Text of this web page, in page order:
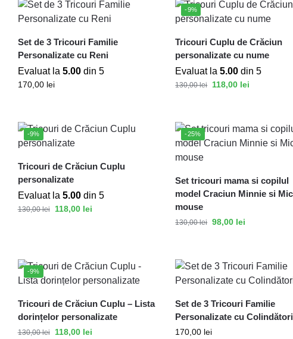
Set de 3 Tricouri Familie
Personalizate cu Reni
Evaluat la 5.00din 5
170,00 lei
-9%
Tricouri Cuplu de Crăciun
personalizate cu nume
Evaluat la5.00 din 5
130,00lei 118,00 lei
-9%
Tricouri de Crăciun Cuplu
personalizate
Evaluat la 5.00din 5
130,00lei 118,00 lei
-25%
Set tricouri mama si copilul
model Craciun Minnie si
mouse
130,00lei 98,00 lei
-9%
Tricouri de Crăciun Cuplu – Lista
dorințelor personalizate
130,00lei 118,00 lei
Set de 3 Tricouri Familie
Personalizate cu Colindători
170,00 lei